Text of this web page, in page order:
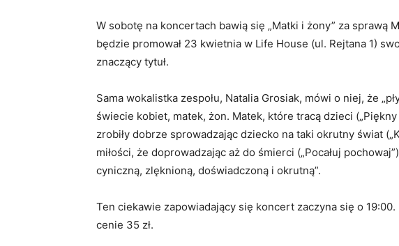
W sobotę na koncertach bawią się „Matki i żony” za sprawą
będzie promował 23 kwietnia w Life House (ul. Rejtana 1)
znaczący tytuł.
Sama wokalistka zespołu, Natalia Grosiak, mówi o niej, że
świecie kobiet, matek, żon. Matek, które tracą dzieci
zrobiły dobrze sprowadzając dziecko na taki okrutny świat
miłości, że doprowadzając aż do śmierci („Pocałuj
cyniczną, zlęknioną, doświadczoną i okrutną”.
Ten ciekawie zapowiadający się koncert zaczyna się o
cenie 35 zł.